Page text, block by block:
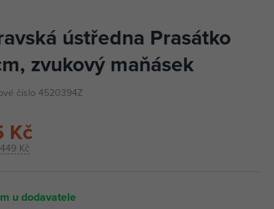
ústředna Prasátko
zvukový maňásek
číslo 4520394Z
449 Kč
Kč
u dodavatele